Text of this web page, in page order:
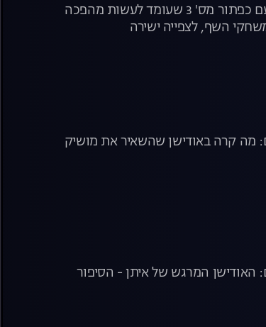
ריאליטי הבישול חוזר בעונה חדשה, עם השפים אסף גרניט, מושיק רוט ויוסי שטרית. וגם: עם כפתור מס' 3 שעומד לעשות מהפכה
השף, לצפייה ישירה
מה קרה באודישן שהשאיר את מושיק
האודישן המרגש של איתן - הסיפור